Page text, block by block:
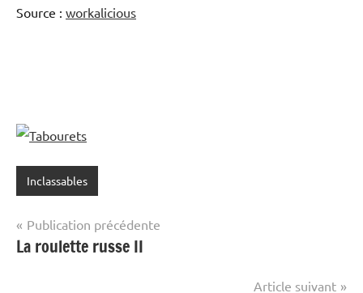
Source : workalicious
Inclassables
Navigation
de
Publication précédente
La roulette russe II
Article suivant